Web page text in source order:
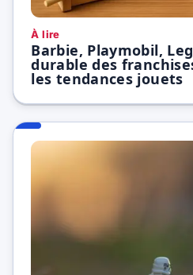
À lire
Barbie, Playmobil,
durable des
les tendances jouets